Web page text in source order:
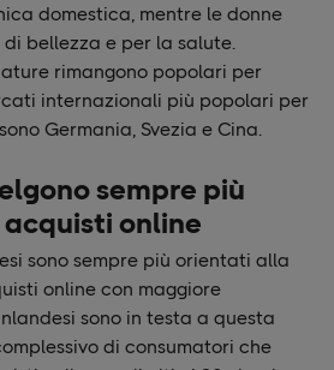
domestica, mentre le donne
bellezza e per la salute.
rimangono popolari per
internazionali più popolari per
Germania, Svezia e Cina.
sempre più
online
sono sempre più orientati alla
online con maggiore
sono in testa a questa
di consumatori che